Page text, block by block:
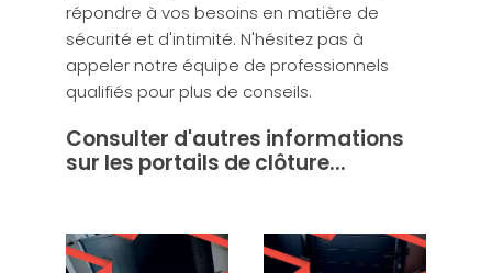
répondre à vos besoins en matière de
sécurité et d'intimité. N'hésitez pas à
appeler notre équipe de professionnels
qualifiés pour plus de conseils.
Consulter d'autres informations
sur les portails de clôture...